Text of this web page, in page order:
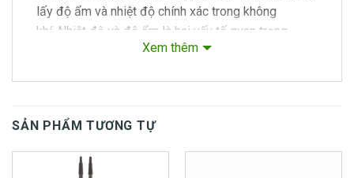
lấy độ ẩm và nhiệt độ chính xác trong không
khí. Nhiệt độ và độ ẩm là hai yếu tố quan trọng
trong việc duy trì mức độ thoải mái tối ưu và chất
việc bảo trì cơ sở và kỹ thuật viên tiện ích, nhà thầu
lượng không khí trong nhà (IAQ). Nhẹ, chắc chắn và
Xem thêm
SẢN PHẨM TƯƠNG TỰ